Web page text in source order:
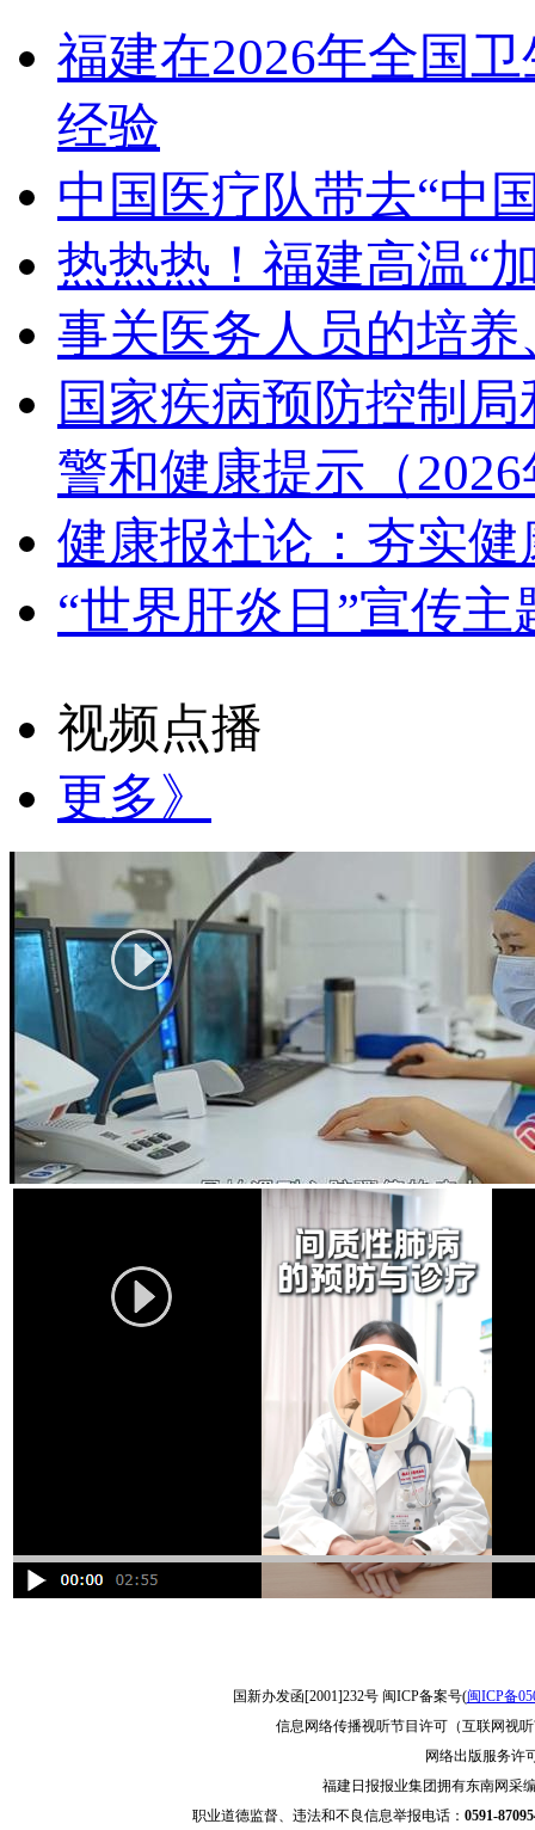
福建在2026年全国
经验
中国医疗队带去“中
热热热！福建高温“
事关医务人员的培
国家疾病预防控制
警和健康提示（
健康报社论：夯实
“世界肝炎日”宣传主
视频点播
更多》
国新办发函[2001]232号 闽ICP备案号(闽ICP备
信息网络传播视听节目许可（互联网视
网络出版服务许
福建日报报业集团拥有东南网采
职业道德监督、违法和不良信息举报电话： 0591-